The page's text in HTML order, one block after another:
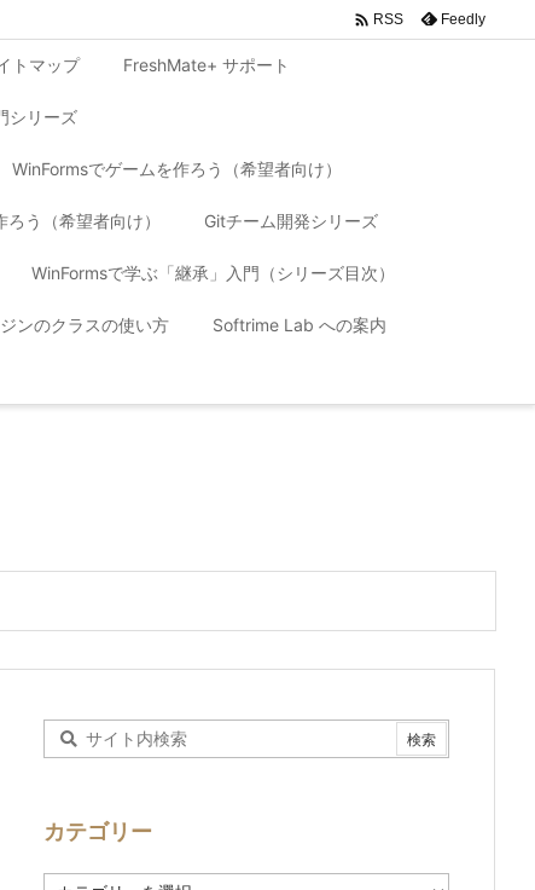
トマップ FreshMate+ サポート
シリーズ
WinFormsでゲームを作ろう（希望者向け）
う（希望者向け） Gitチーム開発シリーズ
WinFormsで学ぶ「継承」入門（シリーズ目次）
ンのクラスの使い方 Softrime Lab への案内
 RSS Feedly
カテゴリー